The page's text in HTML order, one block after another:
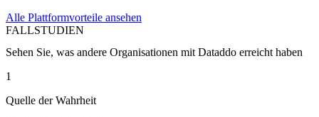
Alle Plattformvorteile ansehen
FALLSTUDIEN
Sehen Sie, was andere Organisationen mit Dataddo erreicht haben
1
Quelle der Wahrheit